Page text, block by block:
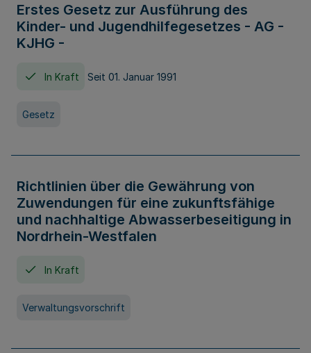
Erstes Gesetz zur Ausführung des
Kinder- und Jugendhilfegesetzes - AG -
KJHG -
In Kraft Seit 01. Januar 1991
Gesetz
Richtlinien über die Gewährung von
Zuwendungen für eine zukunftsfähige
und nachhaltige Abwasserbeseitigung in
Nordrhein-Westfalen
In Kraft
Verwaltungsvorschrift